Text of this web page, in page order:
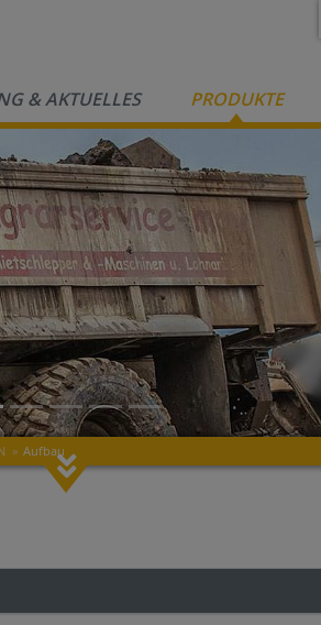
& AKTUELLES PRODUKTE
» Aufbau